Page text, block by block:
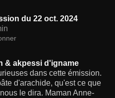
du 22 oct. 2024
& akpessi d'igname
dans cette émission.
d'arachide, qu'est ce que
le dira. Maman Anne-